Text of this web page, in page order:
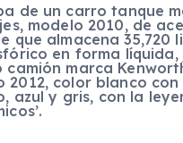
de un carro tanque
modelo 2010, de
que almacena 35,720
en forma líquida,
marca
2012, color blanco
azul y gris, con la